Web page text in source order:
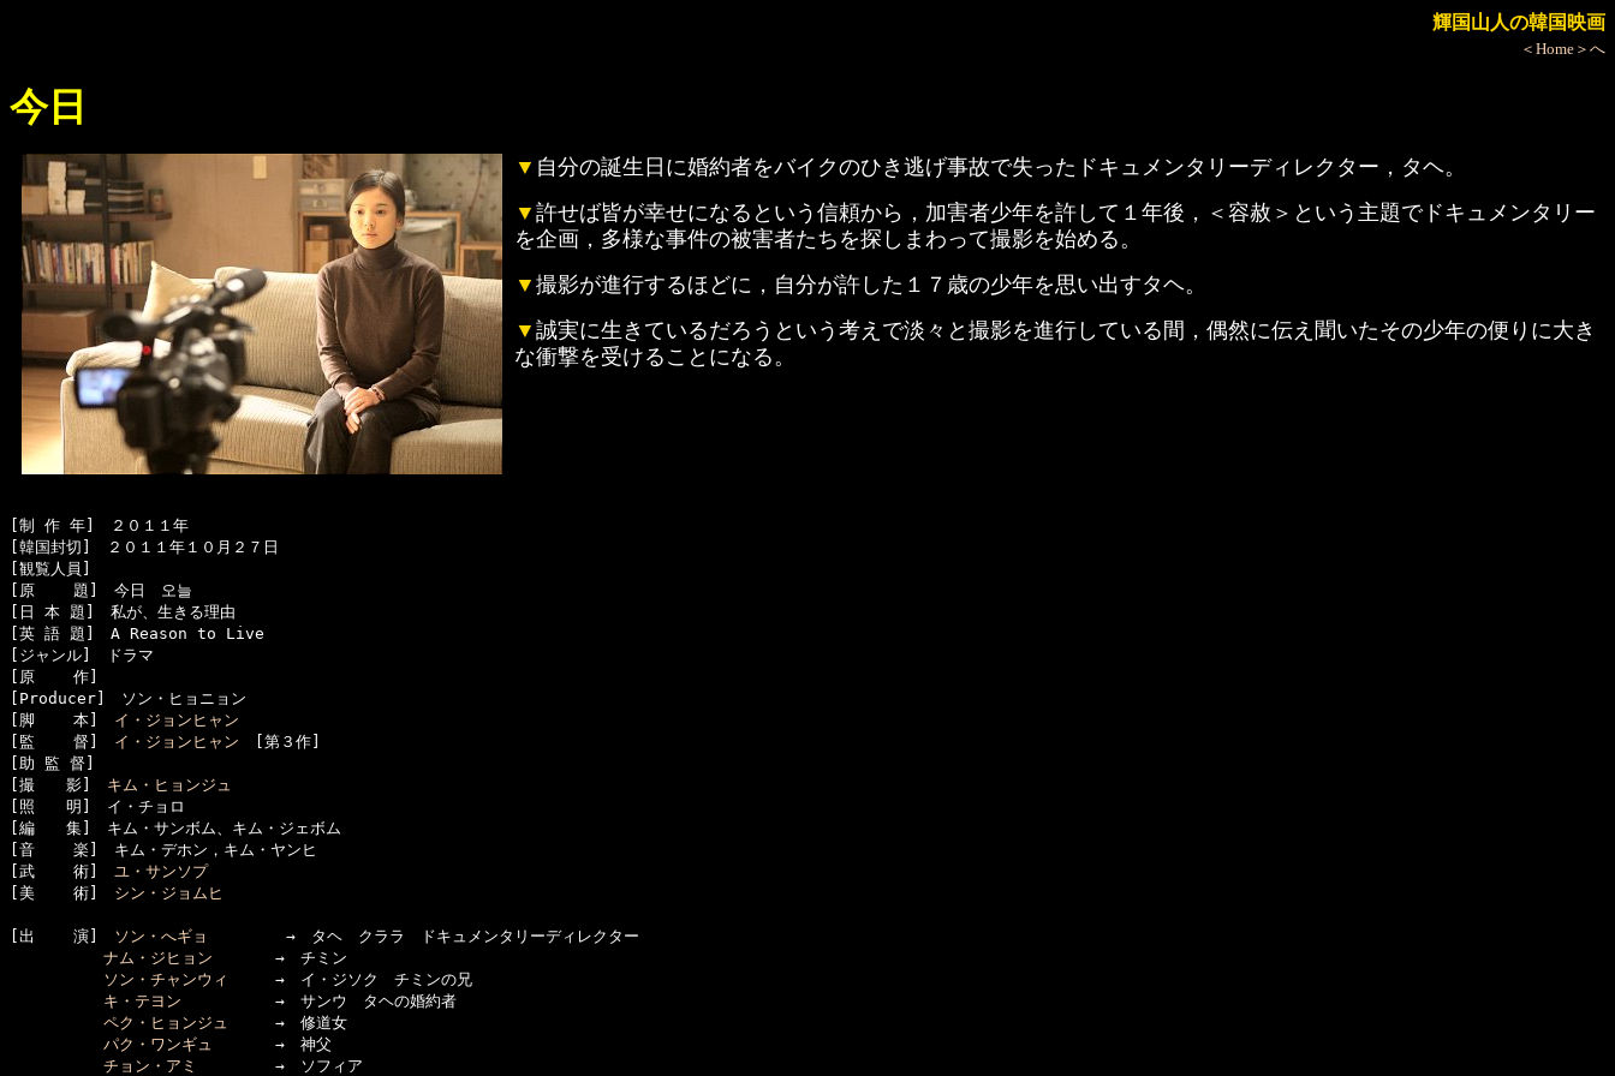
輝国山人の韓国映画
＜Home＞へ
今日
▼ 自分の誕生日に婚約者をバイクのひき逃げ事故で失ったドキュメンタリーディレクター，タヘ。
▼ 許せば皆が幸せになるという信頼から，加害者少年を許して１年後，＜容赦＞という主題でドキュメンタリー
を企画，多様な事件の被害者たちを探しまわって撮影を始める。
▼ 撮影が進行するほどに，自分が許した１７歳の少年を思い出すタヘ。
▼ 誠実に生きているだろうという考えで淡々と撮影を進行している間，偶然に伝え聞いたその少年の便りに大き
な衝撃を受けることになる。
[制 作 年]　２０１１年
[韓国封切]　２０１１年１０月２７日
[観覧人員]
[原    題]　今日　오늘
[日 本 題]　私が、生きる理由
[英 語 題]　A Reason to Live
[ジャンル]　ドラマ
[原    作]
[Producer]　ソン・ヒョニョン
[脚    本] イ・ジョンヒャン
[監    督] イ・ジョンヒャン [第３作]
[助 監 督]
[撮　　影] キム・ヒョンジュ
[照　　明]　イ・チョロ
[編　　集]　キム・サンボム、キム・ジェボム
[音    楽]　キム・デホン，キム・ヤンヒ
[武    術] ユ・サンソプ
[美    術] シン・ジョムヒ
[出    演] ソン・へギョ
→　タヘ　クララ　ドキュメンタリーディレクター
ナム・ジヒョン →　チミン
ソン・チャンウィ
→　イ・ジソク　チミンの兄
キ・テヨン →　サンウ　タヘの婚約者
ペク・ヒョンジュ
→　修道女
パク・ワンギュ
→　神父
チョン・アミ
→　ソフィア